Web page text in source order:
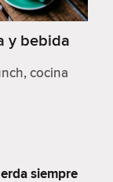
y bebida
cocina
siempre